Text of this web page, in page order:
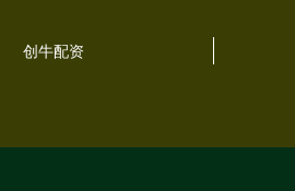
创牛配资